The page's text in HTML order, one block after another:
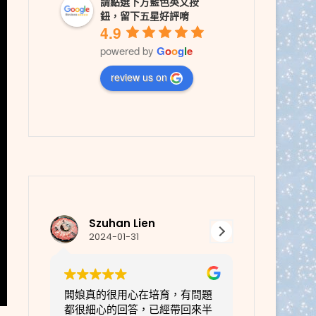
鈕，留下五星好評唷
4.9
powered by Google
review us on
半
Laks C
2023-12-06
小細-有著甜美笑容的女孩把我家
女鵝Pixie(皮希）照顧的超級活潑
艾
2023-11-
環境乾淨，
cp值高會有